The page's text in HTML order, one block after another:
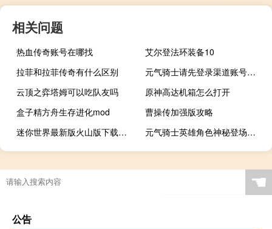
相关问题
热血传奇账号在哪找
艾尔登法环装备10
拉菲和拉菲传奇有什么区别
元气骑士请先登录渠道账号是什么意思
云顶之弈塔姆可以吃队友吗
原神高达机箱怎么打开
盒子精方舟生存进化mod
曹操传加强版攻略
迷你世界最新版火山版下载怎么下载怎么下载怎么下载
元气骑士英雄角色神秘登场破解版最新版
☚
公告